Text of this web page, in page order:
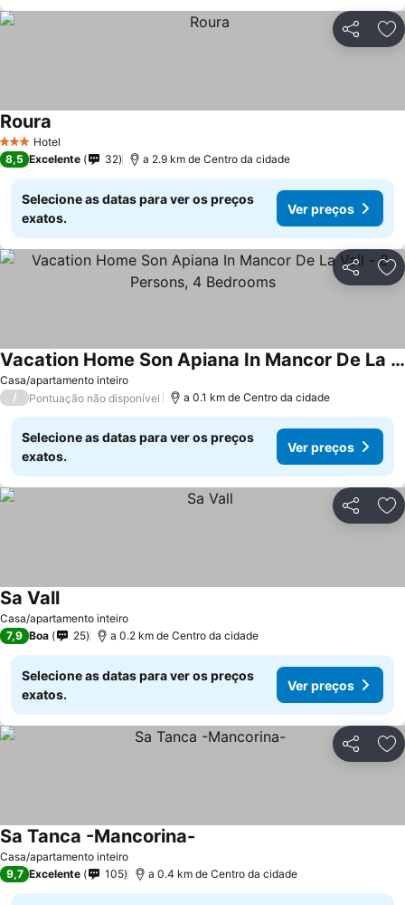
Partilhar
3 EstrelasHotel
Roura
8,5 Excelente 32 a 2.9 km de Centro da cidade
Selecione as datas para ver os preços
exatos.
Ver preços
Partilhar
Casa/apartamento inteiro
Vacation Home Son Apiana In Mancor De La Vall - 8 Persons, 4 Bedrooms
/ Pontuação não disponível a 0.1 km de Centro da cidade
Selecione as datas para ver os preços
exatos.
Ver preços
Partilhar
Casa/apartamento inteiro
Sa Vall
7,9 Boa 25 a 0.2 km de Centro da cidade
Selecione as datas para ver os preços
exatos.
Ver preços
Partilhar
Casa/apartamento inteiro
Sa Tanca -Mancorina-
9,7 Excelente 105 a 0.4 km de Centro da cidade